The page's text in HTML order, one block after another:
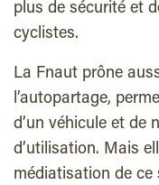
plus de sécurité et
cyclistes.
La Fnaut prône
l’autopartage,
d’un véhicule et de
d’utilisation. Mais
médiatisation de ce